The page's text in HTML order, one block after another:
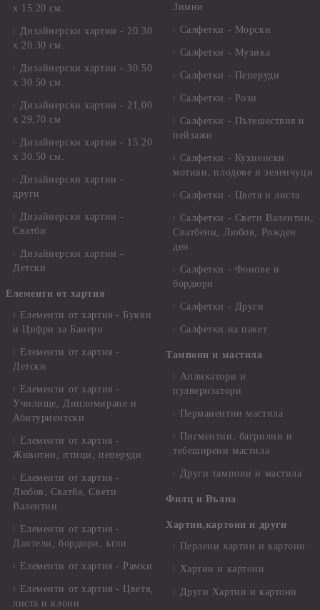
х 15.20 см.
Дизайнерски хартии - 20.30
х 20.30 см.
Дизайнерски хартии - 30.50
х 30.50 см.
Дизайнерски хартии - 21,00
х 29,70 см
Дизайнерски хартии - 15.20
x 30.50 см.
Дизайнерски хартии -
други
Дизайнерски хартии -
Сватби
Дизайнерски хартии -
Детски
Елементи от хартия
Елементи от хартия - Букви
и Цифри за Банери
Елементи от хартия -
Детски
Елементи от хартия -
Училище, Дипломиране и
Абитуриентски
Елементи от хартия -
Животни, птици, пеперуди
Елементи от хартия -
Любов, Сватба, Свети
Валентин
Елементи от хартия -
Дантели, бордюри, ъгли
Елементи от хартия - Рамки
Елементи от хартия - Цветя,
листа и клони
Зимни
Салфетки - Морски
Салфетки - Музика
Салфетки - Пеперуди
Салфетки - Рози
Салфетки - Пътешествия и
пейзажи
Салфетки - Кухненски
мотиви, плодове и зеленчуци
Салфетки - Цветя и листа
Салфетки - Свети Валентин,
Сватбени, Любов, Рожден
ден
Салфетки - Фонове и
бордюри
Салфетки - Други
Салфетки на пакет
Тампони и мастила
Апликатори и
пулверизатори
Перманентни мастила
Пигментни, багрилни и
тебеширени мастила
Други тампони и мастила
Филц и Вълна
Хартии,картони и други
Перлени хартии и картони
Хартии и картони
Други Хартии и картони